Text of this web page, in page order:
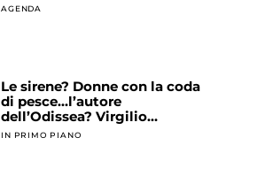
AGENDA
Le sirene? Donne con la coda
di pesce…l’autore
dell’Odissea? Virgilio…
IN PRIMO PIANO